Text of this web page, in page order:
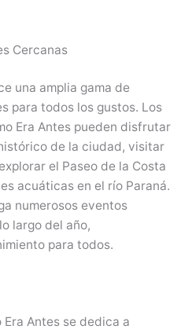
Cercanas
una amplia gama de
para todos los gustos. Los
Era Antes pueden disfrutar
de la ciudad, visitar
el Paseo de la Costa
acuáticas en el río Paraná.
numerosos eventos
largo del año,
para todos.
Era Antes se dedica a